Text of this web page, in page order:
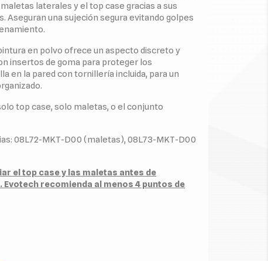
laterales y el top case gracias a sus
Aseguran una sujeción segura evitando golpes
en polvo ofrece un aspecto discreto y
insertos de goma para proteger los
en la pared con tornillería incluida, para un
top case, solo maletas, o el conjunto
08L72-MKT-D00 (maletas), 08L73-MKT-D00
el top case y las maletas antes de
recomienda al menos 4 puntos de